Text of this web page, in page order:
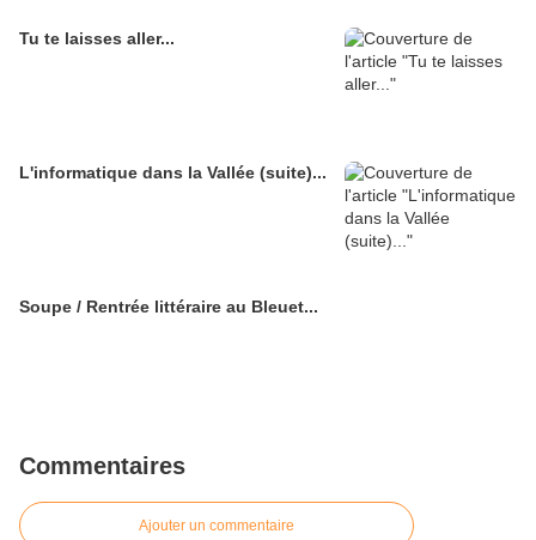
Tu te laisses aller...
L'informatique dans la Vallée (suite)...
Soupe / Rentrée littéraire au Bleuet...
Commentaires
Ajouter un commentaire